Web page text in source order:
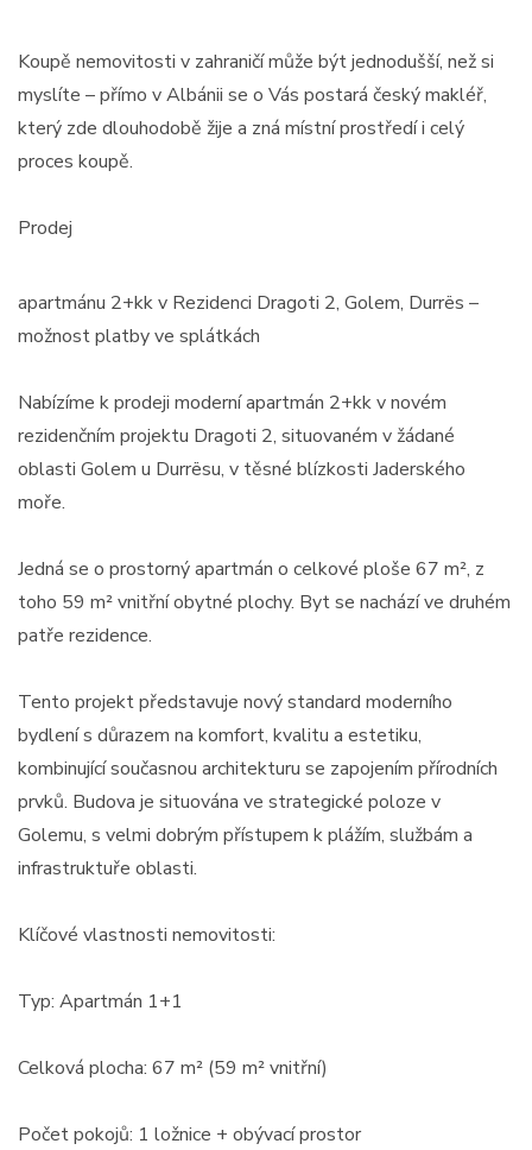
Koupě nemovitosti v zahraničí může být jednodušší, než si
myslíte – přímo v Albánii se o Vás postará český makléř,
který zde dlouhodobě žije a zná místní prostředí i celý
proces koupě.
Prodej
apartmánu 2+kk v Rezidenci Dragoti 2, Golem, Durrës –
možnost platby ve splátkách
Nabízíme k prodeji moderní apartmán 2+kk v novém
rezidenčním projektu Dragoti 2, situovaném v žádané
oblasti Golem u Durrësu, v těsné blízkosti Jaderského
moře.
Jedná se o prostorný apartmán o celkové ploše 67 m², z
toho 59 m² vnitřní obytné plochy. Byt se nachází ve druhém
patře rezidence.
Tento projekt představuje nový standard moderního
bydlení s důrazem na komfort, kvalitu a estetiku,
kombinující současnou architekturu se zapojením přírodních
prvků. Budova je situována ve strategické poloze v
Golemu, s velmi dobrým přístupem k plážím, službám a
infrastruktuře oblasti.
Klíčové vlastnosti nemovitosti:
Typ: Apartmán 1+1
Celková plocha: 67 m² (59 m² vnitřní)
Počet pokojů: 1 ložnice + obývací prostor